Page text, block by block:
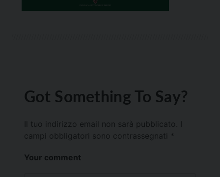
Got Something To Say?
Il tuo indirizzo email non sarà pubblicato.
campi obbligatori sono contrassegnati *
Your comment